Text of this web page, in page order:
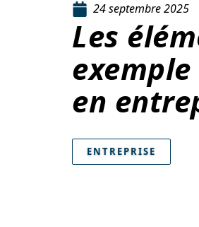
24 septembre 2025
Les
en
ENTREPRISE